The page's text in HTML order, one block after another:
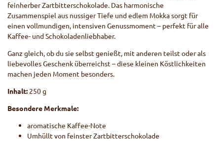
feinherber Zartbitterschokolade. Das harmonische
Zusammenspiel aus nussiger Tiefe und edlem Mokka sorgt für
einen vollmundigen, intensiven Genussmoment – perfekt für alle
Kaffee- und Schokoladenliebhaber.
Ganz gleich, ob du sie selbst genießt, mit anderen teilst oder als
liebevolles Geschenk überreichst – diese kleinen Köstlichkeiten
machen jeden Moment besonders.
Inhalt: 250 g
Besondere Merkmale:
aromatische Kaffee-Note
Umhüllt von feinster Zartbitterschokolade